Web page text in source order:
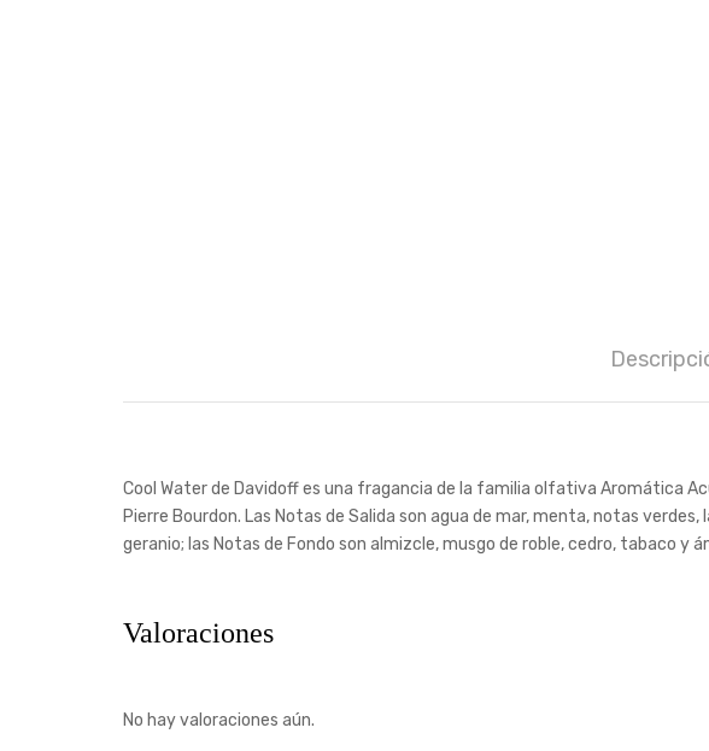
Cool Water de Davidoff es una fragancia de la familia olfativa Aromática
Pierre Bourdon. Las Notas de Salida son agua de mar, menta, notas
geranio; las Notas de Fondo son almizcle, musgo de roble, cedro, tabaco y
Valoraciones
No hay valoraciones aún.